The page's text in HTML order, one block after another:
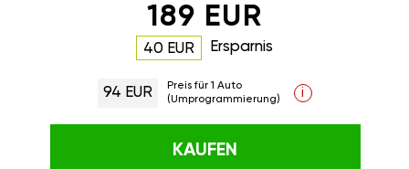
189 EUR
40 EUR Ersparnis
94 EUR
Preis für 1 Auto
(Umprogrammierung)
i
KAUFEN